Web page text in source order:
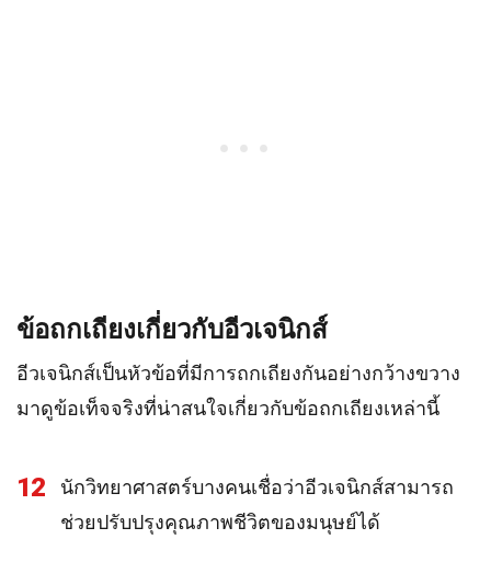
ข้อถกเถียงเกี่ยวกับอีวเจนิกส์
อีวเจนิกส์เป็นหัวข้อที่มีการถกเถียงกันอย่างกว้างขวาง
มาดูข้อเท็จจริงที่น่าสนใจเกี่ยวกับข้อถกเถียงเหล่านี้
12
นักวิทยาศาสตร์บางคนเชื่อว่าอีวเจนิกส์สามารถ
ช่วยปรับปรุงคุณภาพชีวิตของมนุษย์ได้